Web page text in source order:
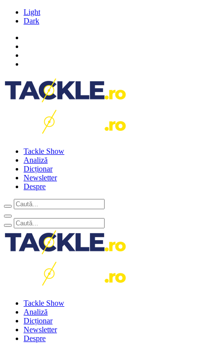
Light
Dark
Tackle Show
Analiză
Dicționar
Newsletter
Despre
Tackle Show
Analiză
Dicționar
Newsletter
Despre